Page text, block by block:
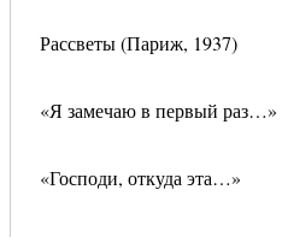
Рассветы (Париж, 1937)
«Я замечаю в первый раз…»
«Господи, откуда эта…»